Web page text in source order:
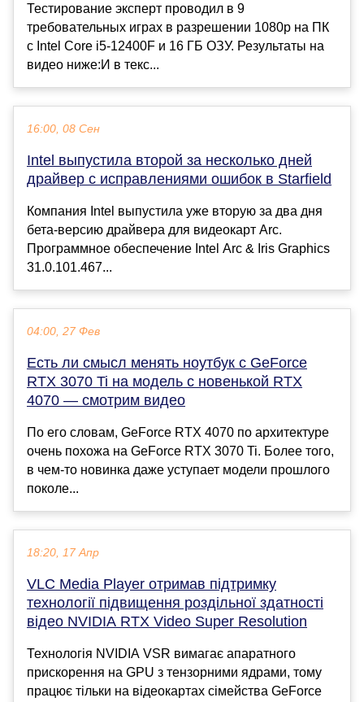
Тестирование эксперт проводил в 9
требовательных играх в разрешении 1080p на ПК
с Intel Core i5-12400F и 16 ГБ ОЗУ. Результаты на
видео ниже:И в текс...
16:00, 08 Сен
Intel выпустила второй за несколько дней
драйвер с исправлениями ошибок в Starfield
Компания Intel выпустила уже вторую за два дня
бета-версию драйвера для видеокарт Arc.
Программное обеспечение Intel Arc & Iris Graphics
31.0.101.467...
04:00, 27 Фев
Есть ли смысл менять ноутбук с GeForce
RTX 3070 Ti на модель с новенькой RTX
4070 — смотрим видео
По его словам, GeForce RTX 4070 по архитектуре
очень похожа на GeForce RTX 3070 Ti. Более того,
в чем-то новинка даже уступает модели прошлого
поколе...
18:20, 17 Апр
VLC Media Player отримав підтримку
технології підвищення роздільної здатності
відео NVIDIA RTX Video Super Resolution
Технологія NVIDIA VSR вимагає апаратного
прискорення на GPU з тензорними ядрами, тому
працює тільки на відеокартах сімейства GeForce